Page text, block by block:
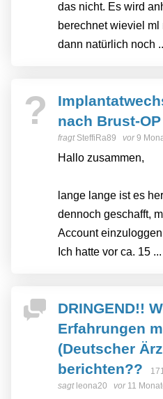
das nicht. Es wird
berechnet wieviel
dann natürlich noch
?
nach Brust-OP
fragt SteffiRa89 vor9
Hallo zusammen,
lange lange ist es
dennoch geschafft,
Account
Ich hatte vor ca. 15 ...
DRINGEND!!
Erfahrungen
(Deutscher
berichten??
sagt leona20 vor11